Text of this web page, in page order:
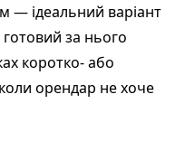
— ідеальний варіант
за нього
коротко- або
орендар не хоче